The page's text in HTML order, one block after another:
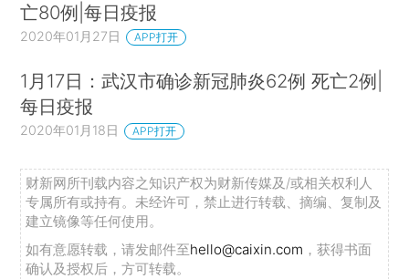
亡80例|每日疫报
2020年01月27日 APP打开
1月17日：武汉市确诊新冠肺炎62例 死亡2例|
每日疫报
2020年01月18日 APP打开
财新网所刊载内容之知识产权为财新传媒及/或相关权利人
专属所有或持有。未经许可，禁止进行转载、摘编、复制及
建立镜像等任何使用。
如有意愿转载，请发邮件至hello@caixin.com ，获得书面
确认及授权后，方可转载。